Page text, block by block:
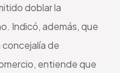
doblar la
Indicó, además, que
de
entiende que